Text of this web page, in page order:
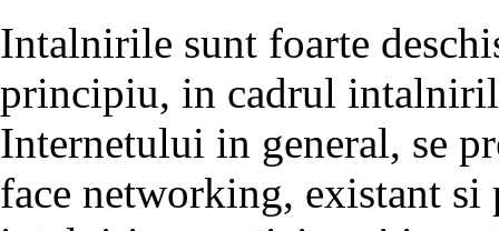
Intalnirile sunt foarte
principiu, in cadrul
Internetului in general, se
face networking, existant